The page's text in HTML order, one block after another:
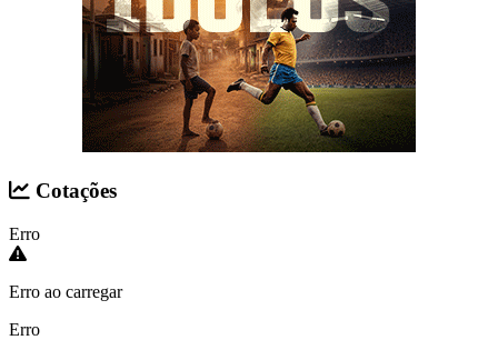
Cotações
Erro
Erro ao carregar
Erro